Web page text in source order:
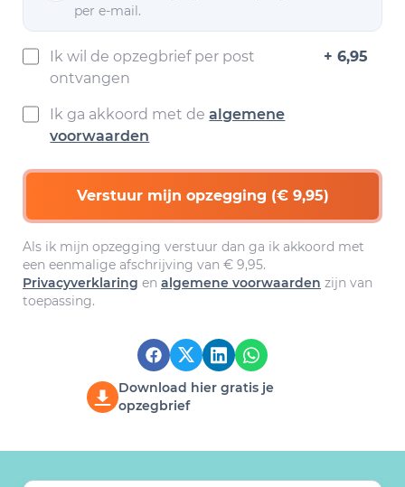
per e-mail.
Ik wil de opzegbrief per post
ontvangen
+ 6,95
Ik ga akkoord met dealgemene
voorwaarden
Verstuur mijn opzegging (€ 9,95)
Als ik mijn opzegging verstuur dan ga ik akkoord met
een eenmalige afschrijving van € 9,95.
Privacyverklaring en algemene voorwaarden zijn van
toepassing.
Download hier gratis je
opzegbrief